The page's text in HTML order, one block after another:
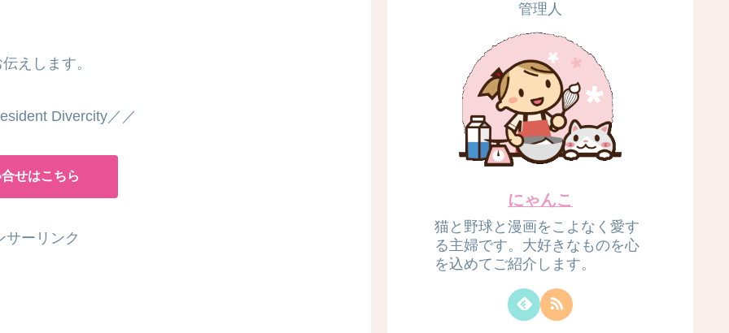
えします。
Divercity／／
せはこちら
サーリンク
管理人
にゃんこ
猫と野球と漫画をこよなく愛す
る主婦です。大好きなものを心
を込めてご紹介します。